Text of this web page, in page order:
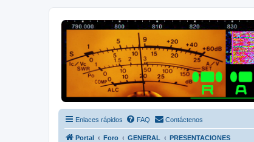
Radio Frecuencias
Foro de Radio Frecuencias
Enlaces rápidos FAQ Contáctenos
Portal Foro GENERAL PRESENTACIONES